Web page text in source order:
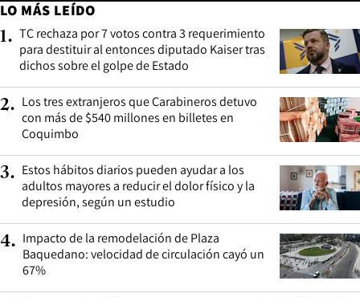
LO MÁS LEÍDO
1. TC rechaza por 7 votos contra 3 requerimiento
para destituir al entonces diputado Kaiser tras
dichos sobre el golpe de Estado
2. Los tres extranjeros que Carabineros detuvo
con más de $540 millones en billetes en
Coquimbo
3. Estos hábitos diarios pueden ayudar a los
adultos mayores a reducir el dolor físico y la
depresión, según un estudio
4. Impacto de la remodelación de Plaza
Baquedano: velocidad de circulación cayó un
67%